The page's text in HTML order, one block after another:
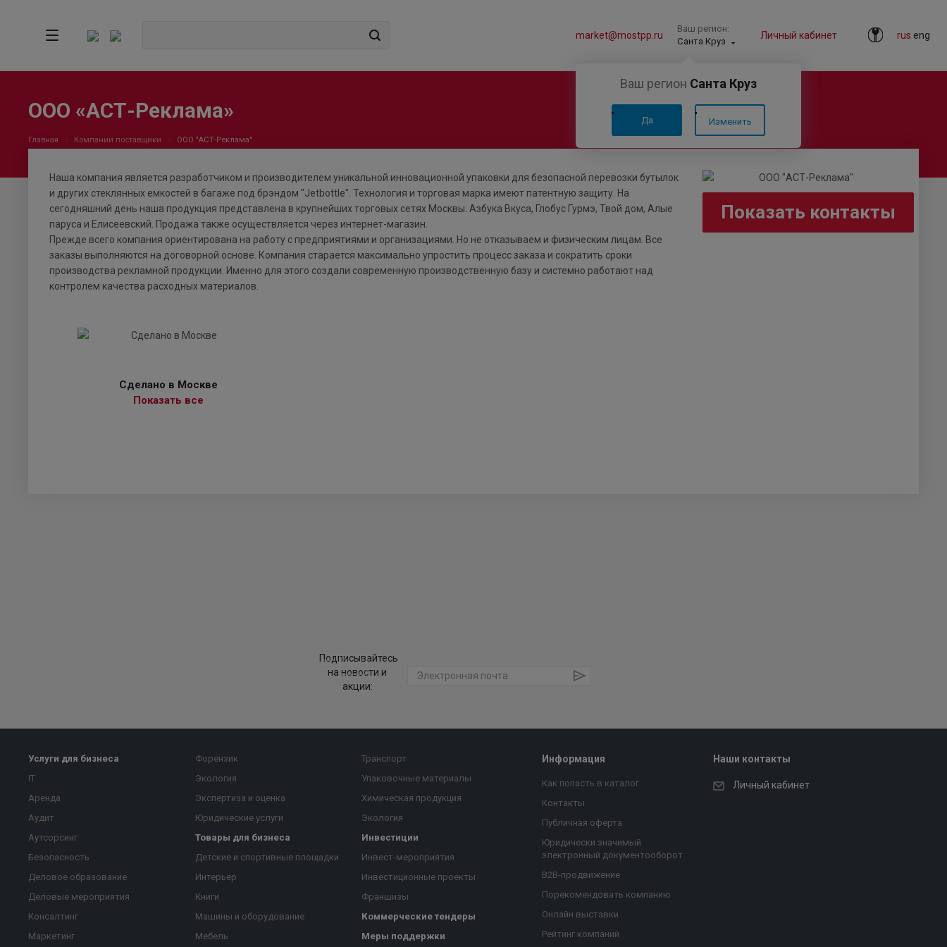
rus eng
Личный кабинет
Ваш регион:
Санта Круз
Ваш регион Санта Круз
Да Изменить
market@mostpp.ru
ООО «АСТ-Реклама»
Главная Компании поставщики ООО "АСТ-Реклама"
Показать контакты
Наша компания является разработчиком и производителем уникальной инновационной упаковки для безопасной перевозки бутылок
и других стеклянных емкостей в багаже под брэндом "Jetbottle". Технология и торговая марка имеют патентную защиту. На
сегодняшний день наша продукция представлена в крупнейших торговых сетях Москвы: Азбука Вкуса, Глобус Гурмэ, Твой дом, Алые
паруса и Елисеевский. Продажа также осуществляется через интернет-магазин.
Прежде всего компания ориентирована на работу с предприятиями и организациями. Но не отказываем и физическим лицам. Все
заказы выполняются на договорной основе. Компания старается максимально упростить процесс заказа и сократить сроки
производства рекламной продукции. Именно для этого создали современную производственную базу и системно работают над
контролем качества расходных материалов.
Сделано в Москве
Показать все
Подписывайтесь
на новости и
акции:
Услуги для бизнеса
IT
Аренда
Аудит
Аутсорсинг
Безопасность
Деловое образование
Деловые мероприятия
Консалтинг
Маркетинг
Форензик
Экология
Экспертиза и оценка
Юридические услуги
Товары для бизнеса
Детские и спортивные площадки
Интерьер
Книги
Машины и оборудование
Мебель
Транспорт
Упаковочные материалы
Химическая продукция
Экология
Инвестиции
Инвест-мероприятия
Инвестиционные проекты
Франшизы
Коммерческие тендеры
Меры поддержки
Информация
Как попасть в каталог
Контакты
Публичная оферта
Юридически значимый
электронный документооборот
B2B-продвижение
Порекомендовать компанию
Онлайн выставки
Рейтинг компаний
Наши контакты
Личный кабинет